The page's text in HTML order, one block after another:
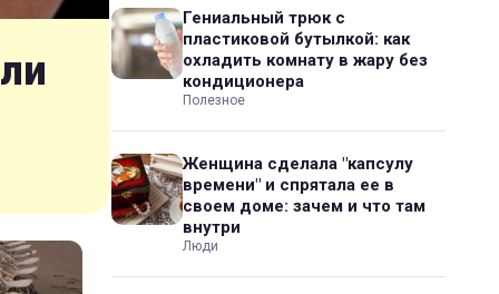
Гениальный трюк с
пластиковой бутылкой: как
охладить комнату в жару без
кондиционера
Полезное
Женщина сделала "капсулу
времени" и спрятала ее в
своем доме: зачем и что там
внутри
Люди